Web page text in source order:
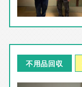
不用品回収